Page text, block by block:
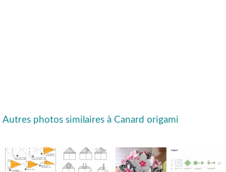
Autres photos similaires à Canard origami